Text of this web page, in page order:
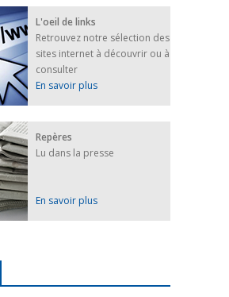
L'oeil de links
Retrouvez notre sélection des
sites internet à découvrir ou à
consulter
En savoir plus
Repères
Lu dans la presse
En savoir plus